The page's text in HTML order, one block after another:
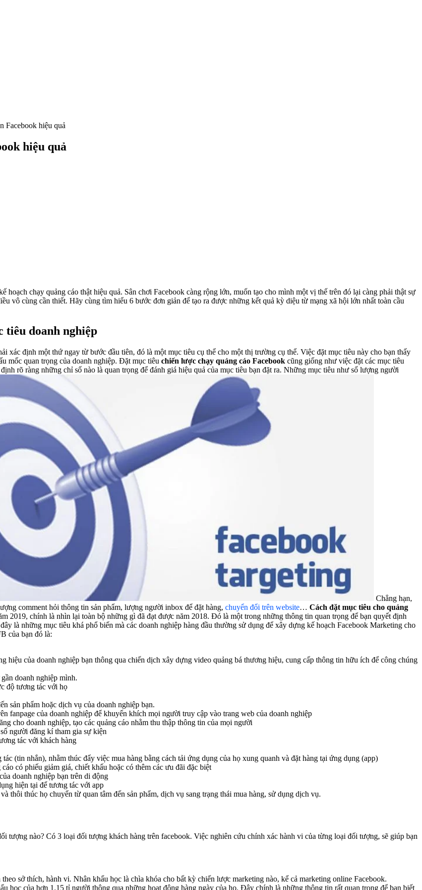
Facebook hiệu quả
hiệu quả
hoạch chạy quảng cáo thật hiệu quả. Sân chơi Facebook càng rộng lớn, muốn tạo cho mình một vị thế trên đó lại càng phải thật sự
vô cùng cần thiết. Hãy cùng tìm hiểu 6 bước đơn giản để tạo ra được những kết quả kỳ diệu từ mạng xã hội lớn nhất toàn cầu
tiêu doanh nghiệp
xác định một thứ ngay từ bước đầu tiên, đó là một mục tiêu cụ thể cho một thị trường cụ thể. Việc đặt mục tiêu này cho bạn thấy
mốc quan trọng của doanh nghiệp. Đặt mục tiêu chiến lược chạy quảng cáo Facebook cũng giống như việc đặt các mục tiêu
rõ ràng những chỉ số nào là quan trọng để đánh giá hiệu quả của mục tiêu bạn đặt ra. Những mục tiêu như số lượng người
Chẳng hạn,
comment hỏi thông tin sản phẩm, lượng người inbox để đặt hàng, chuyển đổi trên website… Cách đặt mục tiêu cho quảng
2019, chính là nhìn lại toàn bộ những gì đã đạt được năm 2018. Đó là một trong những thông tin quan trọng để bạn quyết định
là những mục tiêu khá phổ biến mà các doanh nghiệp hàng đầu thường sử dụng để xây dựng kế hoạch Facebook Marketing cho
của bạn đó là:
hiệu của doanh nghiệp bạn thông qua chiến dịch xây dựng video quảng bá thương hiệu, cung cấp thông tin hữu ích để công chúng
doanh nghiệp mình.
độ tương tác với họ
sản phẩm hoặc dịch vụ của doanh nghiệp bạn.
fanpage của doanh nghiệp để khuyến khích mọi người truy cập vào trang web của doanh nghiệp
cho doanh nghiệp, tạo các quảng cáo nhằm thu thập thông tin của mọi người
người đăng kí tham gia sự kiện
tác với khách hàng
(tin nhắn), nhằm thúc đẩy việc mua hàng bằng cách tải ứng dụng của họ xung quanh và đặt hàng tại ứng dụng (app)
có phiếu giảm giá, chiết khấu hoặc có thêm các ưu đãi đặc biệt
doanh nghiệp bạn trên di động
hiện tại để tương tác với app
thôi thúc họ chuyển từ quan tâm đến sản phẩm, dịch vụ sang trạng thái mua hàng, sử dụng dịch vụ.
tượng nào? Có 3 loại đối tượng khách hàng trên facebook. Việc nghiên cứu chính xác hành vi của từng loại đối tượng, sẽ giúp bạn
sở thích, hành vi. Nhân khẩu học là chìa khóa cho bất kỳ chiến lược marketing nào, kể cả marketing online Facebook.
học của hơn 1.15 tỉ người thông qua những hoạt động hàng ngày của họ. Đây chính là những thông tin rất quan trọng để bạn biết